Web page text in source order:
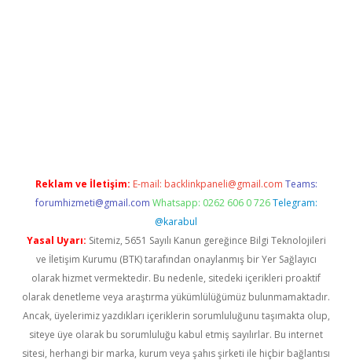
Reklam ve İletişim: E-mail: backlinkpaneli@gmail.com Teams:
forumhizmeti@gmail.com Whatsapp: 0262 606 0 726 Telegram:
@karabul
Yasal Uyarı: Sitemiz, 5651 Sayılı Kanun gereğince Bilgi Teknolojileri
ve İletişim Kurumu (BTK) tarafından onaylanmış bir Yer Sağlayıcı
olarak hizmet vermektedir. Bu nedenle, sitedeki içerikleri proaktif
olarak denetleme veya araştırma yükümlülüğümüz bulunmamaktadır.
Ancak, üyelerimiz yazdıkları içeriklerin sorumluluğunu taşımakta olup,
siteye üye olarak bu sorumluluğu kabul etmiş sayılırlar. Bu internet
sitesi, herhangi bir marka, kurum veya şahıs şirketi ile hiçbir bağlantısı